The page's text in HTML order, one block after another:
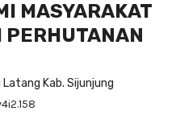
MASYARAKAT
PERHUTANAN
Kab. Sijunjung